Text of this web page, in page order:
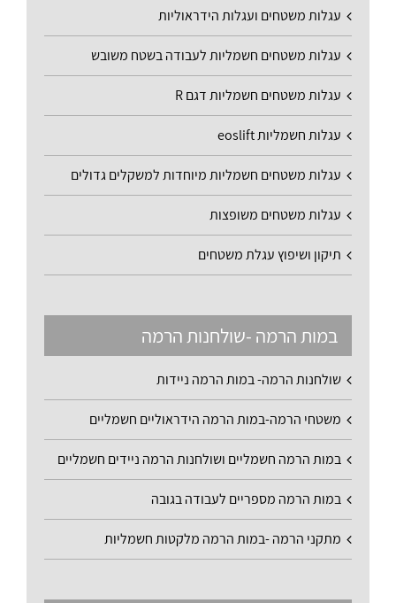
עגלות משטחים ועגלות הידראוליות
עגלות משטחים חשמליות לעבודה בשטח משובש
עגלות משטחים חשמליות דגם R
עגלות חשמליות eoslift
עגלות משטחים חשמליות מיוחדות למשקלים גדולים
עגלות משטחים משופצות
תיקון ושיפוץ עגלת משטחים
במות הרמה -שולחנות הרמה
שולחנות הרמה- במות הרמה ניידות
משטחי הרמה-במות הרמה הידראוליים חשמליים
במות הרמה חשמליים ושולחנות הרמה ניידים חשמליים
במות הרמה מספריים לעבודה בגובה
מתקני הרמה -במות הרמה מלקטות חשמליות